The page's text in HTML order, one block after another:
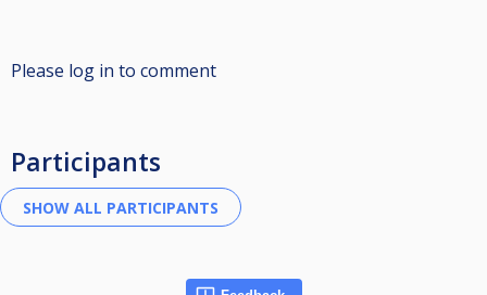
Please log in to comment
Participants